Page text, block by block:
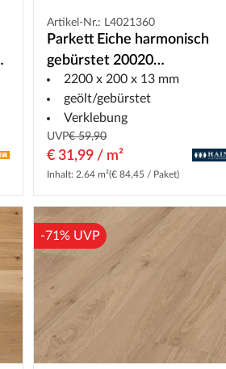
Artikel-Nr.: L4021360
Parkett Eiche harmonisch
gebürstet 20020
Schiffsboden
2200 x 200 x 13 mm
geölt/gebürstet
Verklebung
UVP€ 59,90
€ 31,99 / m²
Inhalt: 2.64 m²(€ 84,45 / Paket)
-71% UVP